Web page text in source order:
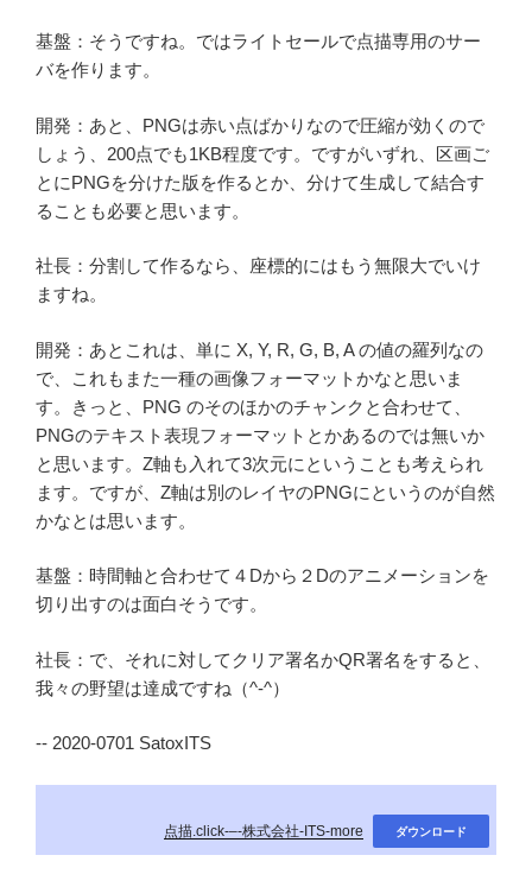
基盤：そうですね。ではライトセールで点描専用のサー
バを作ります。
開発：あと、PNGは赤い点ばかりなので圧縮が効くので
しょう、200点でも1KB程度です。ですがいずれ、区画ご
とにPNGを分けた版を作るとか、分けて生成して結合す
ることも必要と思います。
社長：分割して作るなら、座標的にはもう無限大でいけ
ますね。
開発：あとこれは、単に X, Y, R, G, B, A の値の羅列なの
で、これもまた一種の画像フォーマットかなと思いま
す。きっと、PNG のそのほかのチャンクと合わせて、
PNGのテキスト表現フォーマットとかあるのでは無いか
と思います。Z軸も入れて3次元にということも考えられ
ます。ですが、Z軸は別のレイヤのPNGにというのが自然
かなとは思います。
基盤：時間軸と合わせて４Dから２Dのアニメーションを
切り出すのは面白そうです。
社長：で、それに対してクリア署名かQR署名をすると、
我々の野望は達成ですね（^-^）
-- 2020-0701 SatoxITS
点描.click-–-株式会社-ITS-more ダウンロード